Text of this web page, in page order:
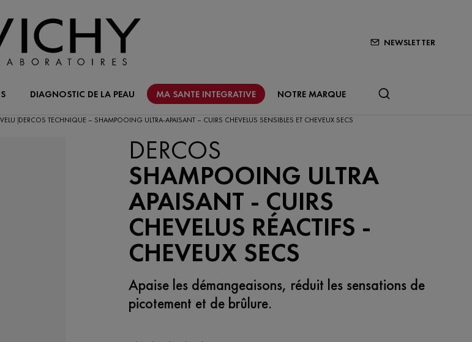
NEWSLETTER
DIAGNOSTIC DE LA PEAU MA SANTE INTEGRATIVE NOTRE MARQUE
DERCOS TECHNIQUE – SHAMPOOING ULTRA-APAISANT – CUIRS CHEVELUS SENSIBLES ET CHEVEUX SECS
DERCOS
SHAMPOOING ULTRA
APAISANT - CUIRS
CHEVELUS RÉACTIFS -
CHEVEUX SECS
Apaise les démangeaisons, réduit les sensations de
picotement et de brûlure.